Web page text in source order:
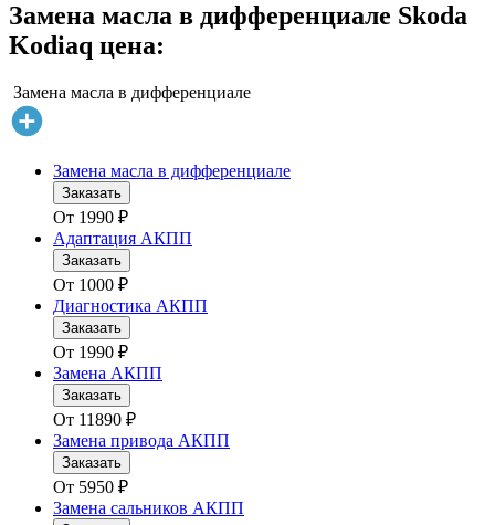
Замена масла в дифференциале Skoda
Kodiaq цена:
Замена масла в дифференциале
Замена масла в дифференциале
Заказать
От 1990 ₽
Адаптация АКПП
Заказать
От 1000 ₽
Диагностика АКПП
Заказать
От 1990 ₽
Замена АКПП
Заказать
От 11890 ₽
Замена привода АКПП
Заказать
От 5950 ₽
Замена сальников АКПП